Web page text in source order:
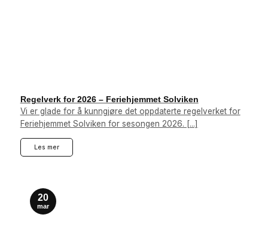
Regelverk for 2026 – Feriehjemmet Solviken
Vi er glade for å kunngjøre det oppdaterte regelverket for
Feriehjemmet Solviken for sesongen 2026. [...]
Les mer
20
mar